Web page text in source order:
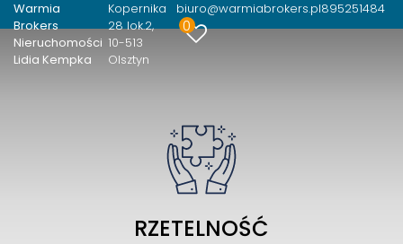
Warmia
Brokers
Nieruchomości
Lidia Kempka
Kopernika
28 lok.2
10-513
Olsztyn
biuro@warmiabrokers.pl895251484
0
RZETELNOŚĆ